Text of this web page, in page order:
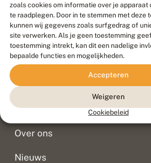
zoals cookies om informatie over je apparaat
te raadplegen. Door in te stemmen met deze
kunnen wij gegevens zoals surfgedrag of
site verwerken. Als je geen toestemming
toestemming intrekt, kan dit een nadelige
bepaalde functies en mogelijkheden.
Accepteren
Weigeren
Cookiebeleid
Contact
Veelgestelde vragen
Doneer
Over ons
Nieuws
Meld waarnemingen© 2026 Vlinderstichting
Duurzaam ontwikkeld door
Go2People
,
Blue Field Agency
Privacy
Disclaimer
Sitemap